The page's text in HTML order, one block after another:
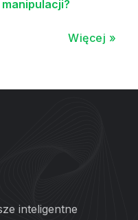
Więcej »
inteligentne